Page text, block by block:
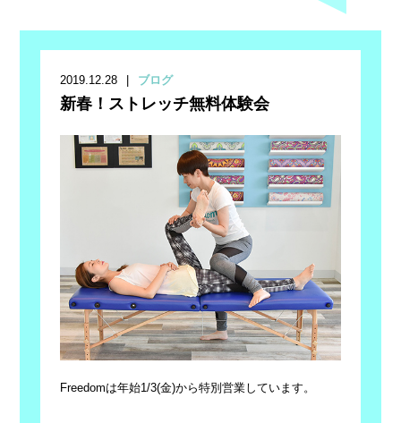
2019.12.28 ブログ
新春！ストレッチ無料体験会
Freedomは年始1/3(金)から特別営業しています。